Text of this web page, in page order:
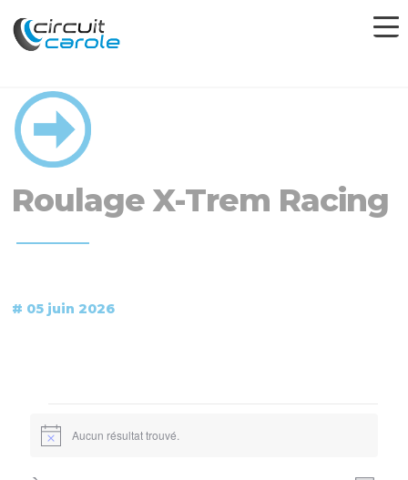
Roulage X-Trem Racing
# 05 juin 2026
Évènements
Notice Aucun résultat trouvé.